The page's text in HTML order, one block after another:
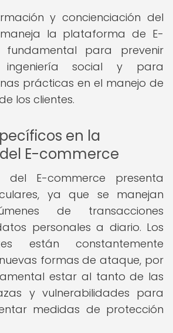
y concienciación del
la plataforma de E-
fundamental para prevenir
social y para
prácticas en el manejo de
los clientes.
en la
E-commerce
del E-commerce presenta
ya que se manejan
de transacciones
personales a diario. Los
están constantemente
formas de ataque, por
estar al tanto de las
y vulnerabilidades para
medidas de protección